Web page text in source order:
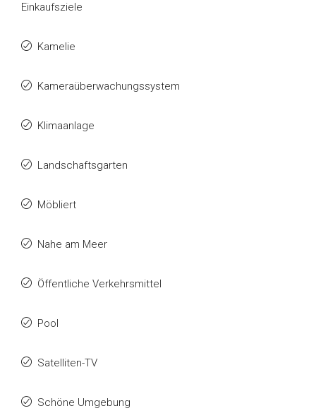
Einkaufsziele
Kamelie
Kameraüberwachungssystem
Klimaanlage
Landschaftsgarten
Möbliert
Nahe am Meer
Öffentliche Verkehrsmittel
Pool
Satelliten-TV
Schöne Umgebung